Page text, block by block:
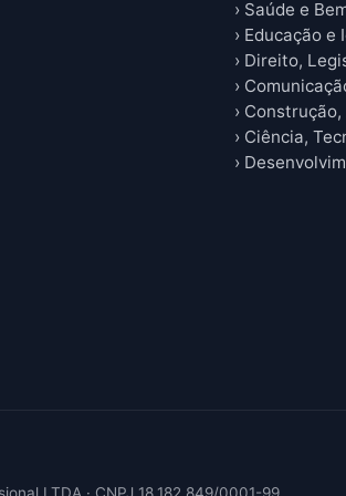
› Saúde e
› Educação e
› Direito,
›
›
› Ciência,
›
LTDA · CNPJ 18.182.849/0001-99